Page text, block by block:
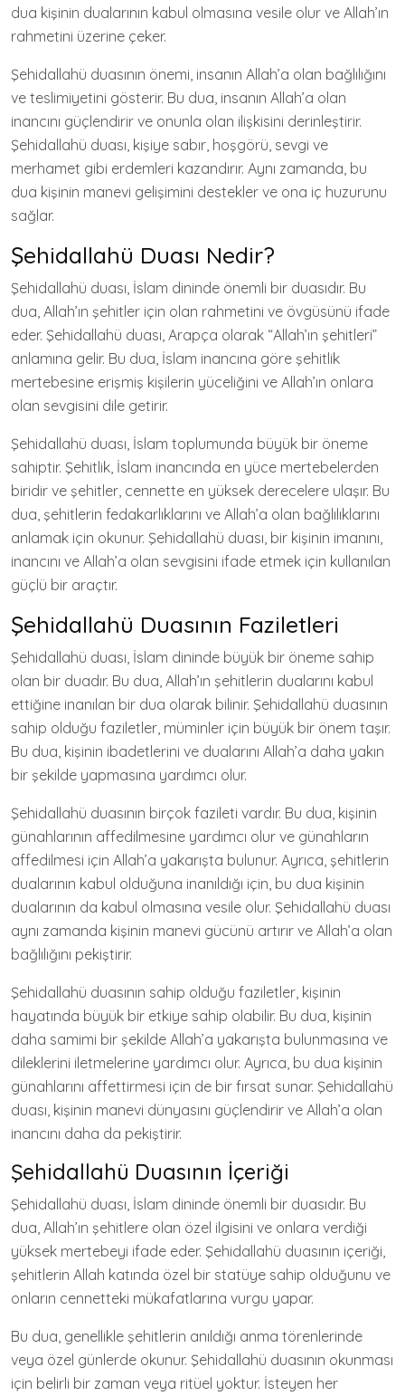
dua kişinin dualarının kabul olmasına vesile olur ve Allah’ın
rahmetini üzerine çeker.
Şehidallahü duasının önemi, insanın Allah’a olan bağlılığını
ve teslimiyetini gösterir. Bu dua, insanın Allah’a olan
inancını güçlendirir ve onunla olan ilişkisini derinleştirir.
Şehidallahü duası, kişiye sabır, hoşgörü, sevgi ve
merhamet gibi erdemleri kazandırır. Aynı zamanda, bu
dua kişinin manevi gelişimini destekler ve ona iç huzurunu
sağlar.
Şehidallahü Duası Nedir?
Şehidallahü duası, İslam dininde önemli bir duasıdır. Bu
dua, Allah’ın şehitler için olan rahmetini ve övgüsünü ifade
eder. Şehidallahü duası, Arapça olarak “Allah’ın şehitleri”
anlamına gelir. Bu dua, İslam inancına göre şehitlik
mertebesine erişmiş kişilerin yüceliğini ve Allah’ın onlara
olan sevgisini dile getirir.
Şehidallahü duası, İslam toplumunda büyük bir öneme
sahiptir. Şehitlik, İslam inancında en yüce mertebelerden
biridir ve şehitler, cennette en yüksek derecelere ulaşır. Bu
dua, şehitlerin fedakarlıklarını ve Allah’a olan bağlılıklarını
anlamak için okunur. Şehidallahü duası, bir kişinin imanını,
inancını ve Allah’a olan sevgisini ifade etmek için kullanılan
güçlü bir araçtır.
Şehidallahü Duasının Faziletleri
Şehidallahü duası, İslam dininde büyük bir öneme sahip
olan bir duadır. Bu dua, Allah’ın şehitlerin dualarını kabul
ettiğine inanılan bir dua olarak bilinir. Şehidallahü duasının
sahip olduğu faziletler, müminler için büyük bir önem taşır.
Bu dua, kişinin ibadetlerini ve dualarını Allah’a daha yakın
bir şekilde yapmasına yardımcı olur.
Şehidallahü duasının birçok fazileti vardır. Bu dua, kişinin
günahlarının affedilmesine yardımcı olur ve günahların
affedilmesi için Allah’a yakarışta bulunur. Ayrıca, şehitlerin
dualarının kabul olduğuna inanıldığı için, bu dua kişinin
dualarının da kabul olmasına vesile olur. Şehidallahü duası
aynı zamanda kişinin manevi gücünü artırır ve Allah’a olan
bağlılığını pekiştirir.
Şehidallahü duasının sahip olduğu faziletler, kişinin
hayatında büyük bir etkiye sahip olabilir. Bu dua, kişinin
daha samimi bir şekilde Allah’a yakarışta bulunmasına ve
dileklerini iletmelerine yardımcı olur. Ayrıca, bu dua kişinin
günahlarını affettirmesi için de bir fırsat sunar. Şehidallahü
duası, kişinin manevi dünyasını güçlendirir ve Allah’a olan
inancını daha da pekiştirir.
Şehidallahü Duasının İçeriği
Şehidallahü duası, İslam dininde önemli bir duasıdır. Bu
dua, Allah’ın şehitlere olan özel ilgisini ve onlara verdiği
yüksek mertebeyi ifade eder. Şehidallahü duasının içeriği,
şehitlerin Allah katında özel bir statüye sahip olduğunu ve
onların cennetteki mükafatlarına vurgu yapar.
Bu dua, genellikle şehitlerin anıldığı anma törenlerinde
veya özel günlerde okunur. Şehidallahü duasının okunması
için belirli bir zaman veya ritüel yoktur. İsteyen her